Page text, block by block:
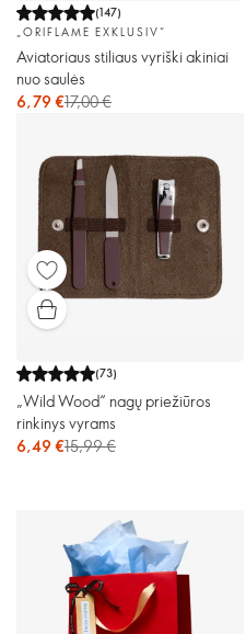
(147)
„ORIFLAME EXKLUSIV“
Aviatoriaus stiliaus vyriški akiniai
nuo saulės
6,79 €17,00 €
(73)
„Wild Wood“ nagų priežiūros
rinkinys vyrams
6,49 €15,99 €